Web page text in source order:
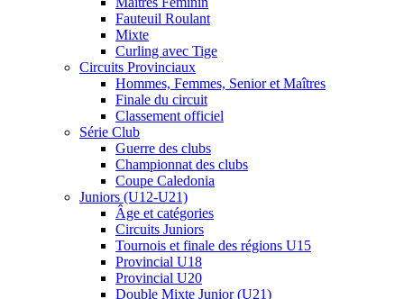
Fauteuil Roulant
Mixte
Curling avec Tige
Circuits Provinciaux
Hommes, Femmes, Senior et Maîtres
Finale du circuit
Classement officiel
Série Club
Guerre des clubs
Championnat des clubs
Coupe Caledonia
Juniors (U12-U21)
Âge et catégories
Circuits Juniors
Tournois et finale des régions U15
Provincial U18
Provincial U20
Double Mixte Junior (U21)